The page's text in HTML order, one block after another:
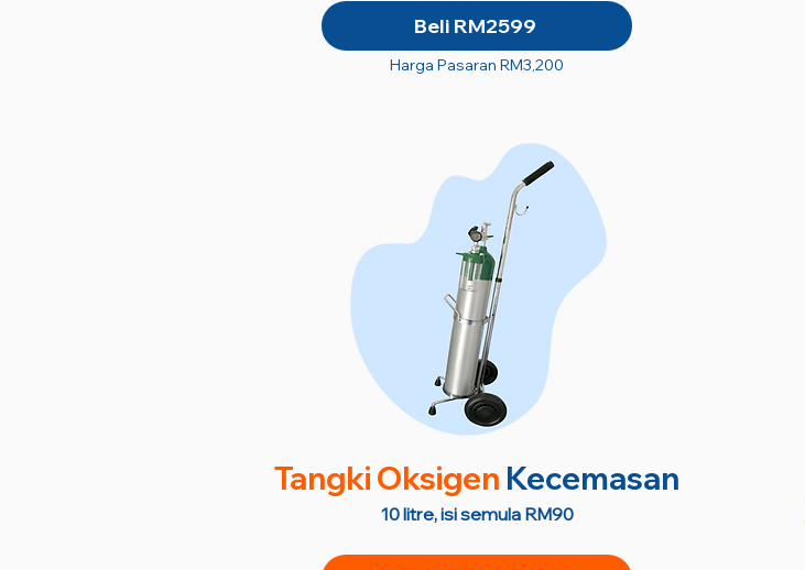
Beli RM2599
Harga Pasaran RM3,200
Tangki Oksigen Kecemasan
10 litre, isi semula RM90